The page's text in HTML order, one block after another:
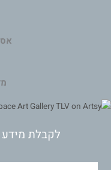
לקבלת מידע